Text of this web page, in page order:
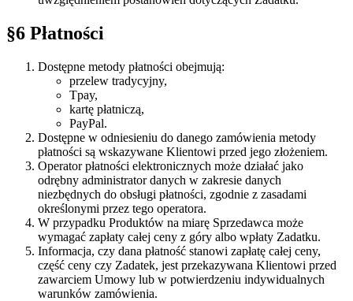
§6 Płatności
Dostępne metody płatności obejmują:
przelew tradycyjny,
Tpay,
kartę płatniczą,
PayPal.
Dostępne w odniesieniu do danego zamówienia metody
płatności są wskazywane Klientowi przed jego złożeniem.
Operator płatności elektronicznych może działać jako
odrębny administrator danych w zakresie danych
niezbędnych do obsługi płatności, zgodnie z zasadami
określonymi przez tego operatora.
W przypadku Produktów na miarę Sprzedawca może
wymagać zapłaty całej ceny z góry albo wpłaty Zadatku.
Informacja, czy dana płatność stanowi zapłatę całej ceny,
część ceny czy Zadatek, jest przekazywana Klientowi przed
zawarciem Umowy lub w potwierdzeniu indywidualnych
warunków zamówienia.